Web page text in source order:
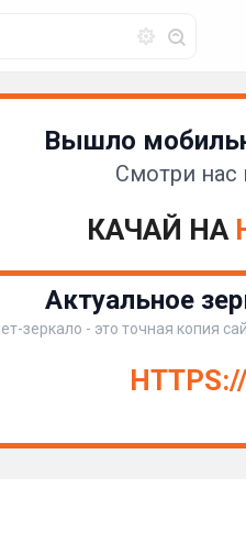
Вышло
Смотри нас
КАЧАЙ НА
Актуальное
зеркало - это точная копия